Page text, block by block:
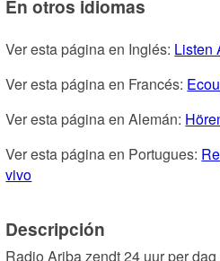
En otros idiomas
Ver esta página en Inglés: Listen
Ver esta página en Francés:
Ver esta página en Alemán:
Ver esta página en Portugues:
vivo
Descripción
Radio Ariba zendt 24 uur per